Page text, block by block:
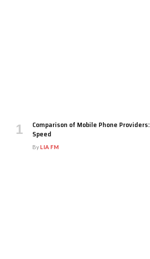
Comparison of Mobile Phone
Speed
ByLIA FM